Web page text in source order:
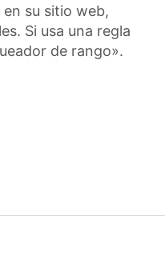
su sitio web,
Si usa una regla
de rango».